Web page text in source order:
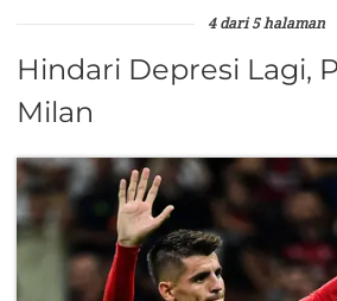
4 dari 5 halaman
Hindari Depresi Lagi,
Milan